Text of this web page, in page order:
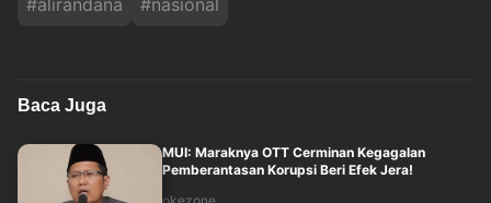
#alirandana #nasional
Baca Juga
MUI: Maraknya OTT Cerminan Kegagalan
Pemberantasan Korupsi Beri Efek Jera!